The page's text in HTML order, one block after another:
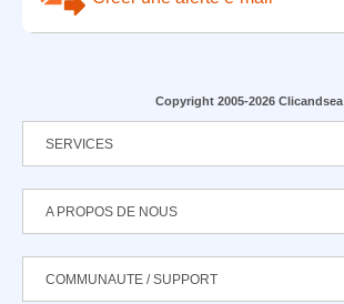
Copyright 2005-2026 Clicandsea
SERVICES
A PROPOS DE NOUS
COMMUNAUTE / SUPPORT